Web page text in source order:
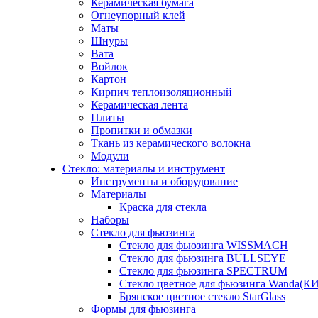
Керамическая бумага
Огнеупорный клей
Маты
Шнуры
Вата
Войлок
Картон
Кирпич теплоизоляционный
Керамическая лента
Плиты
Пропитки и обмазки
Ткань из керамического волокна
Модули
Стекло: материалы и инструмент
Инструменты и оборудование
Материалы
Краска для стекла
Наборы
Стекло для фьюзинга
Стекло для фьюзинга WISSMACH
Стекло для фьюзинга BULLSEYE
Стекло для фьюзинга SPECTRUM
Стекло цветное для фьюзинга
Брянское цветное стекло StarGlass
Формы для фьюзинга